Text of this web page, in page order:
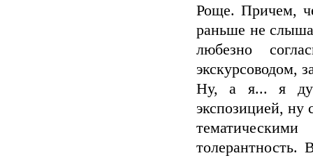
Роще. Причем,
раньше не
любезно
экскурсоводом,
Ну, а я... я
экспозицией,